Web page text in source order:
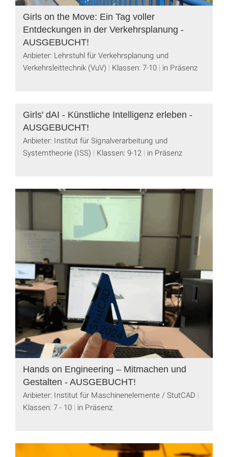
Girls on the Move: Ein Tag voller
Entdeckungen in der Verkehrsplanung -
AUSGEBUCHT!
Anbieter: Lehrstuhl für Verkehrsplanung und
Verkehrsleittechnik (VuV)
Klassen: 7-10 in Präsenz
Girls' dAI - Künstliche Intelligenz erleben -
AUSGEBUCHT!
Anbieter: Institut für Signalverarbeitung und
Systemtheorie (ISS)
Klassen: 9-12 in Präsenz
Hands on Engineering – Mitmachen und
Gestalten - AUSGEBUCHT!
Anbieter: Institut für Maschinenelemente / StutCAD
Klassen: 7 - 10 in Präsenz